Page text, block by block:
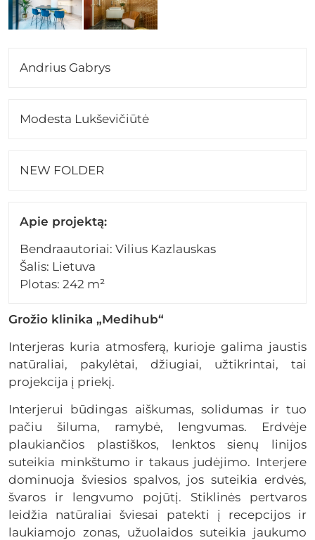
Andrius Gabrys
Modesta Lukševičiūtė
NEW FOLDER
Apie projektą:
Bendraautoriai: Vilius Kazlauskas
Šalis: Lietuva
Plotas: 242 m²
Grožio klinika „Medihub“
Interjeras kuria atmosferą, kurioje galima jaustis
natūraliai, pakylėtai, džiugiai, užtikrintai, tai
projekcija į priekį.
Interjerui būdingas aiškumas, solidumas ir tuo
pačiu šiluma, ramybė, lengvumas. Erdvėje
plaukiančios plastiškos, lenktos sienų linijos
suteikia minkštumo ir takaus judėjimo. Interjere
dominuoja šviesios spalvos, jos suteikia erdvės,
švaros ir lengvumo pojūtį. Stiklinės pertvaros
leidžia natūraliai šviesai patekti į recepcijos ir
laukiamojo zonas, užuolaidos suteikia jaukumo